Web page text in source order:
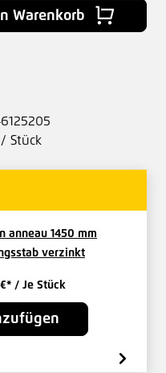
gewünschten
Warenkorb
Stück
anneau 1450 mm
verzinkt
/ Je Stück